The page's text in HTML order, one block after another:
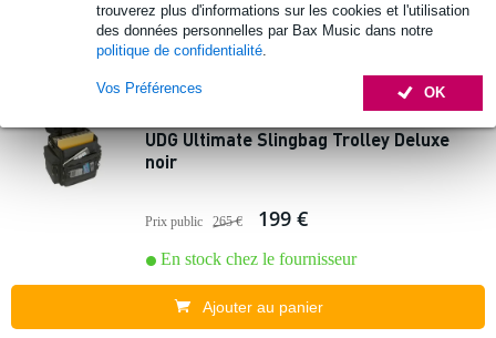
trouverez plus d'informations sur les cookies et l'utilisation
des données personnelles par Bax Music dans notre
politique de confidentialité
OK
Vos Préférences
Ajouter au panier
UDG Ultimate Slingbag Trolley Deluxe
noir
Prix public 265 € 199 €
En stock chez le fournisseur
Ajouter au panier